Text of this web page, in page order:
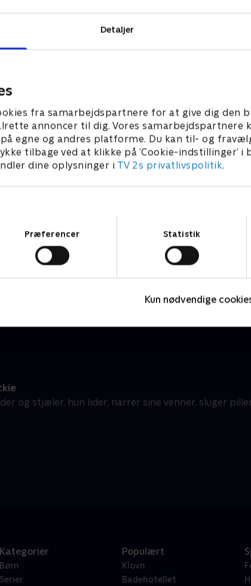
Detaljer
fra samarbejdspartnere for at give dig den
annoncer til dig. Vores samarbejdspartnere
egne og andres platforme. Du kan til- og
tilbage ved at klikke på ’Cookie-indstillinger’ i
dine oplysninger i TV 2s privatlivspolitik.
Præferencer Statistik
Kun nødvendige
tager imod lånet fra
tager Eddie tilbage.
Jackie forfalsker en MRI-
men bliver opdaget. Eddie
og stjæler, hun lider, narrer sine venner, sluger
Kategorier
Børn
Serier
Populært
Klovn
Badehotellet